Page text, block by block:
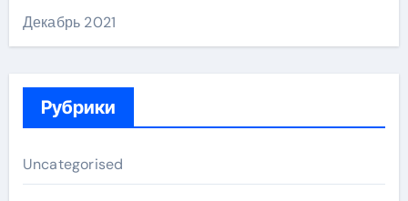
Декабрь 2021
Рубрики
Uncategorised